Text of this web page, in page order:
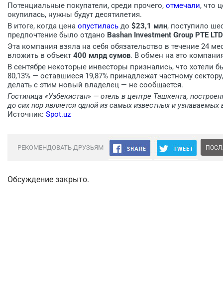
Потенциальные покупатели, среди прочего, отмечали, что
окупилась, нужны будут десятилетия.
В итоге, когда цена опустилась до $23,1 млн, поступило
предпочтение было отдано Bashan Investment Group PTE LTD
Эта компания взяла на себя обязательство в течение 24
вложить в объект 400 млрд сумов. В обмен на это
В сентябре некоторые инвесторы признались, что хотели
80,13% — оставшиеся 19,87% принадлежат частному
делать с этим новый владелец — не сообщается.
Гостиница «Узбекистан» — отель в центре Ташкента,
до сих пор является одной из самых известных и узнаваемых
Источник: Spot.uz
РЕКОМЕНДОВАТЬ ДРУЗЬЯМ
Обсуждение закрыто.